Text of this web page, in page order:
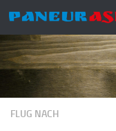
Zum Inhalt springen
FLUG NACH